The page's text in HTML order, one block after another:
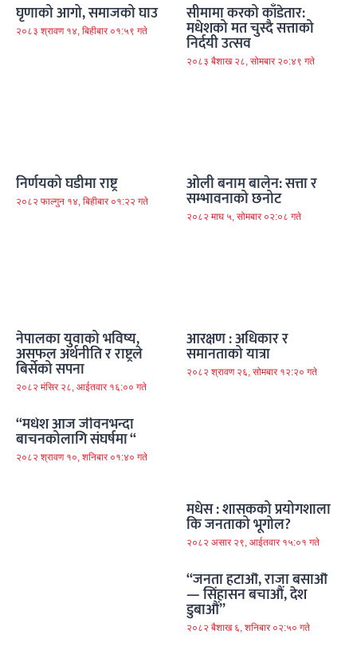
घृणाको आगो, समाजको घाउ
२०८३ श्रावण १४, बिहीबार ०१:५९ गते
सीमामा करको काँडेतार:
मधेशको मत चुस्दै सत्ताको
निर्दयी उत्सव
२०८३ बैशाख २८, सोमबार २०:४९ गते
निर्णयको घडीमा राष्ट्र
२०८२ फाल्गुन १४, बिहीबार ०१:२२ गते
ओली बनाम बालेन: सत्ता र
सम्भावनाको छनोट
२०८२ माघ ५, सोमबार ०२:०८ गते
नेपालका युवाको भविष्य,
असफल अर्थनीति र राष्ट्रले
बिर्सेको सपना
२०८२ मंसिर २८, आईतवार १६:०० गते
आरक्षण : अधिकार र
समानताको यात्रा
२०८२ श्रावण २६, सोमबार १२:२० गते
“मधेश आज जीवनभन्दा
बाचनकोलागि संघर्षमा “
२०८२ श्रावण १०, शनिबार ०१:४० गते
मधेस : शासकको प्रयोगशाला
कि जनताको भूगोल?
२०८२ असार २९, आईतवार १५:०१ गते
“जनता हटाऔं, राजा बसाऔं
— सिंहासन बचाऔं, देश
डुबाऔं”
२०८२ बैशाख ६, शनिबार ०२:५० गते